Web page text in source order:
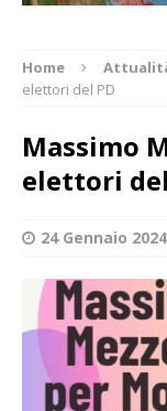
Home
elettori del PD
Massimo
elettori
24 Gennaio 2024